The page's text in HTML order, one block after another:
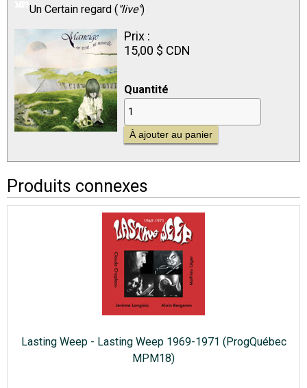
Un Certain regard ("live")
Prix :
15,00 $ CDN
Quantité
Produits connexes
Lasting Weep - Lasting Weep 1969-1971 (ProgQuébec
MPM18)